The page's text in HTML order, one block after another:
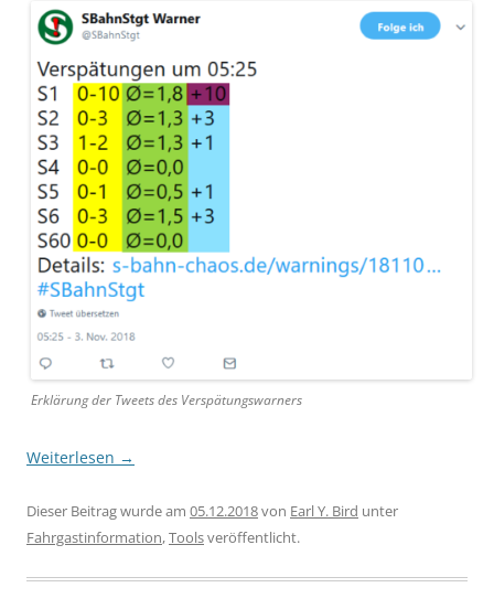
Erklärung der Tweets des Verspätungswarners
Weiterlesen →
Dieser Beitrag wurde am 05.12.2018von Earl Y. Bird unter
Fahrgastinformation,Toolsveröffentlicht.